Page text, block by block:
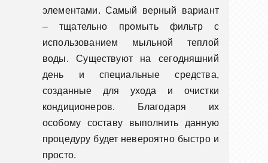
элементами. Самый верный вариант
– тщательно промыть фильтр с
использованием мыльной теплой
воды. Существуют на сегодняшний
день и специальные средства,
созданные для ухода и очистки
кондиционеров. Благодаря их
особому составу выполнить данную
процедуру будет невероятно быстро и
просто.